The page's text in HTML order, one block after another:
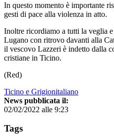
In questo momento è importante
gesti di pace alla violenza in atto.
Inoltre ricordiamo a tutti la veglia
Lugano con ritrovo davanti alla
il vescovo Lazzeri è indetto dalla
cristiane in Ticino.
(Red)
Ticino e Grigionitaliano
News pubblicata il:
02/02/2022 alle 9:23
Tags